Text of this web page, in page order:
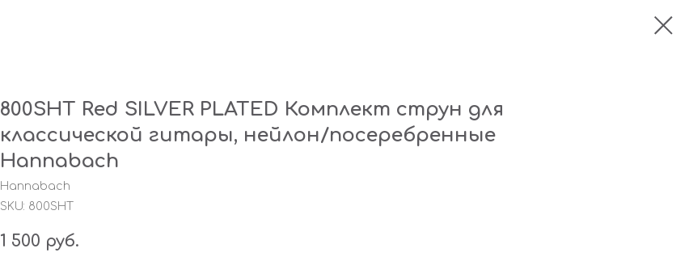
800SHT Red SILVER PLATED Комплект струн для
классической гитары, нейлон/посеребренные
Hannabach
Hannabach
SKU: 800SHT
1 500 руб.